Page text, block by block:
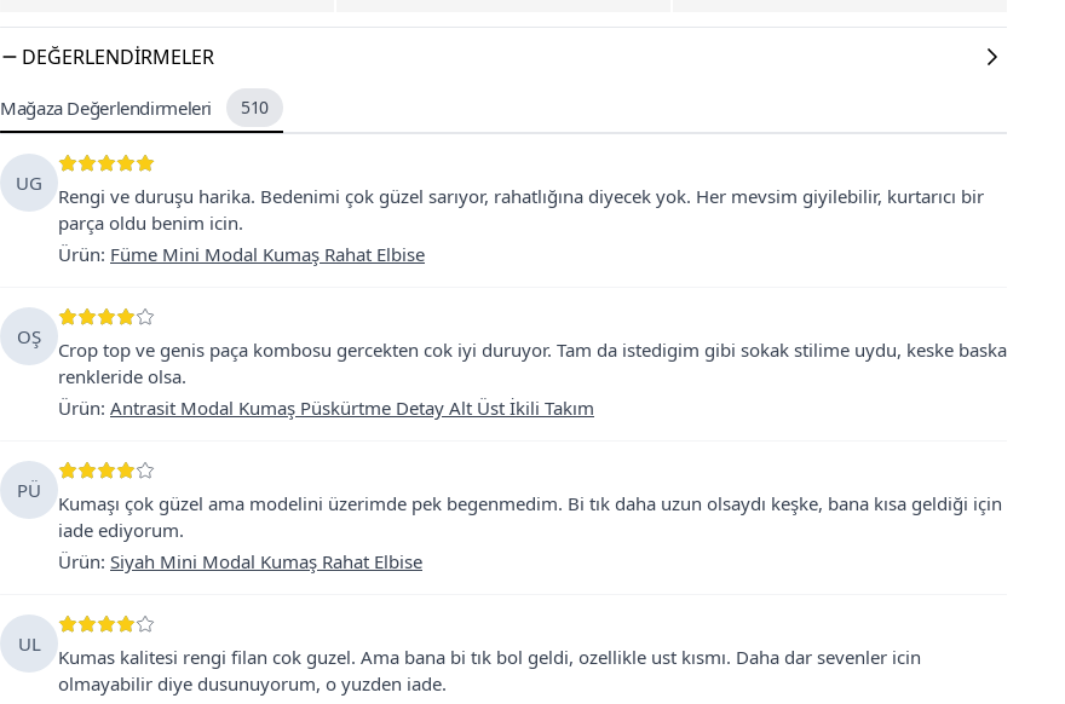
DEĞERLENDIRMELER
Mağaza Değerlendirmeleri 510
UG
Rengi ve duruşu harika. Bedenimi çok güzel sarıyor, rahatlığına diyecek yok. Her mevsim giyilebilir, kurtarıcı bir
parça oldu benim icin.
Ürün: Füme Mini Modal Kumaş Rahat Elbise
OŞ
Crop top ve genis paça kombosu gercekten cok iyi duruyor. Tam da istedigim gibi sokak stilime uydu, keske baska
renkleride olsa.
Ürün: Antrasit Modal Kumaş Püskürtme Detay Alt Üst İkili Takım
PÜ
Kumaşı çok güzel ama modelini üzerimde pek begenmedim. Bi tık daha uzun olsaydı keşke, bana kısa geldiği için
iade ediyorum.
Ürün: Siyah Mini Modal Kumaş Rahat Elbise
UL
Kumas kalitesi rengi filan cok guzel. Ama bana bi tık bol geldi, ozellikle ust kısmı. Daha dar sevenler icin
olmayabilir diye dusunuyorum, o yuzden iade.